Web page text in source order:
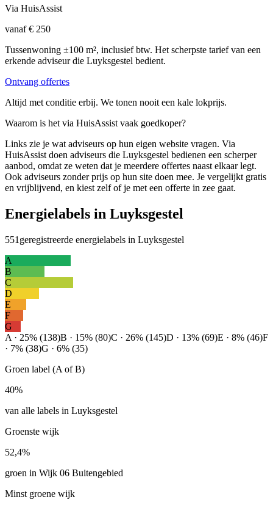
Via HuisAssist
vanaf € 250
Tussenwoning ±100 m², inclusief btw. Het scherpste tarief van een
erkende adviseur die Luyksgestel bedient.
Ontvang offertes
Altijd met conditie erbij. We tonen nooit een kale lokprijs.
Waarom is het via HuisAssist vaak goedkoper?
Links zie je wat adviseurs op hun eigen website vragen. Via
HuisAssist doen adviseurs die Luyksgestel bedienen een scherper
aanbod, omdat ze weten dat je meerdere offertes naast elkaar legt.
Ook adviseurs zonder prijs op hun site doen mee. Je vergelijkt gratis
en vrijblijvend, en kiest zelf of je met een offerte in zee gaat.
Energielabels in Luyksgestel
551 geregistreerde energielabels in Luyksgestel
A
B
C
D
E
F
G
A · 25% (138)B · 15% (80)C · 26% (145)D · 13% (69)E · 8% (46)F
· 7% (38)G · 6% (35)
Groen label (A of B)
40%
van alle labels in Luyksgestel
Groenste wijk
52,4%
groen in Wijk 06 Buitengebied
Minst groene wijk